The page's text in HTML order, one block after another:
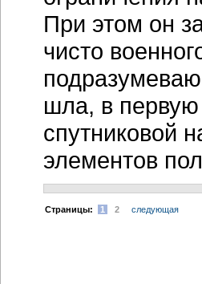
При этом он
чисто
шла, в
спутниковой
элементов
Cтраницы: 1 2 следующая